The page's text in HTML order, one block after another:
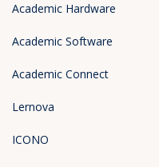
Academic Hardware
Academic Software
Academic Connect
Lernova
ICONO